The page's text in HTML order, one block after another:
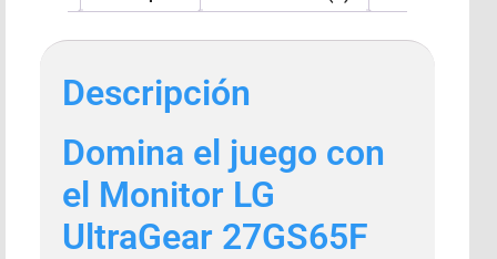
Descripción
Domina el juego con
el Monitor LG
UltraGear 27GS65F